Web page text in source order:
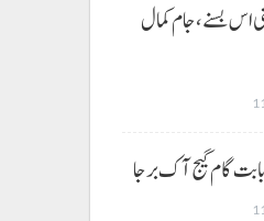
اس بسنے، جام کمال
بابت گام گیج آک برجا